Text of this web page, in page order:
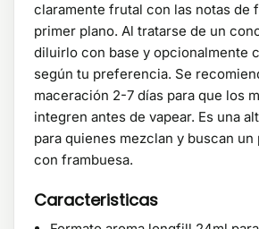
claramente frutal con las notas de
primer plano. Al tratarse de un
diluirlo con base y opcionalmente
según tu preferencia. Se
maceración 2-7 días para que los
integren antes de vapear. Es una
para quienes mezclan y buscan
con frambuesa.
Caracteristicas